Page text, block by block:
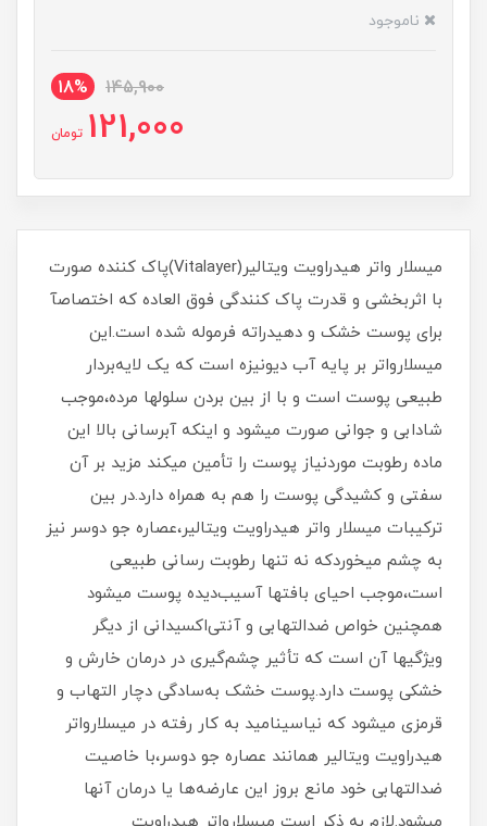
ناموجود
145,900
18%
121,000 تومان
میسلار واتر هیدراویت ویتالیر(Vitalayer)پاک کننده صورت
با اثربخشی و قدرت پاک کنندگی فوق العاده که اختصاصآ
برای پوست خشک و دهیدراته فرموله شده است.این
میسلارواتر بر پایه آب دیونیزه است که یک لایه‌بردار
طبیعی پوست است و با از بین بردن سلولها مرده،موجب
شادابی و جوانی صورت میشود و اینکه آبرسانی بالا این
ماده رطوبت موردنیاز پوست را تأمین میکند مزید بر آن
سفتی و کشیدگی پوست را هم به همراه دارد.در بین
ترکیبات میسلار واتر هیدراویت ویتالیر،عصاره جو دوسر نیز
به چشم میخوردکه نه تنها رطوبت رسانی طبیعی
است،موجب احیای بافتها آسیب‌دیده پوست میشود
همچنین خواص ضدالتهابی و آنتی‌اکسیدانی از دیگر
ویژگیها آن است که تأثیر چشم‌گیری در درمان خارش و
خشکی پوست دارد.پوست‌ خشک به‌سادگی دچار التهاب و
قرمزی میشود که نیاسینامید به کار رفته در میسلارواتر
هیدراویت ویتالیر همانند عصاره جو دوسر،با خاصیت
ضدالتهابی خود مانع بروز این عارضه‌ها یا درمان آنها